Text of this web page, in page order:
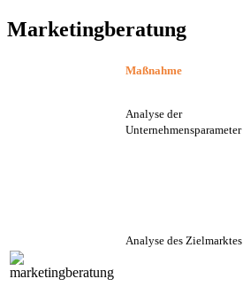
Marketingberatung
Maßnahme
Analyse der
Unternehmensparameter
Analyse des Zielmarktes